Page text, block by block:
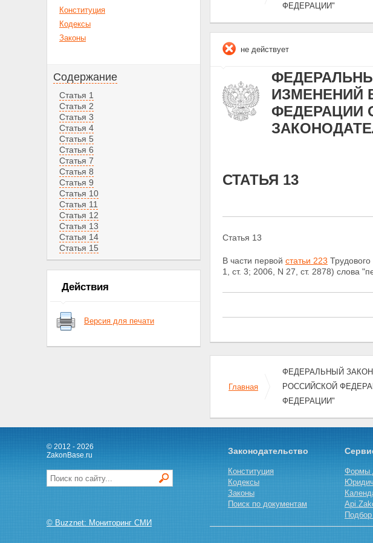
Конституция
Кодексы
Законы
Содержание
Статья 1
Статья 2
Статья 3
Статья 4
Статья 5
Статья 6
Статья 7
Статья 8
Статья 9
Статья 10
Статья 11
Статья 12
Статья 13
Статья 14
Статья 15
Действия
Версия для печати
ФЕДЕРАЦИИ"
не действует
ИЗМЕНЕНИЙ
ФЕДЕРАЦИИ
СТАТЬЯ 13
Статья 13
В части первой статьи 223
1, ст. 3; 2006, N 27, ст. 2878) слова
Главная
ФЕДЕРАЛЬНЫЙ ЗАКОН
РОССИЙСКОЙ
ФЕДЕРАЦИИ"
© 2012 - 2026
ZakonBase.ru
© Buzznet: Мониторинг СМИ
Законодательство
Конституция
Кодексы
Законы
Поиск по документам
Формы